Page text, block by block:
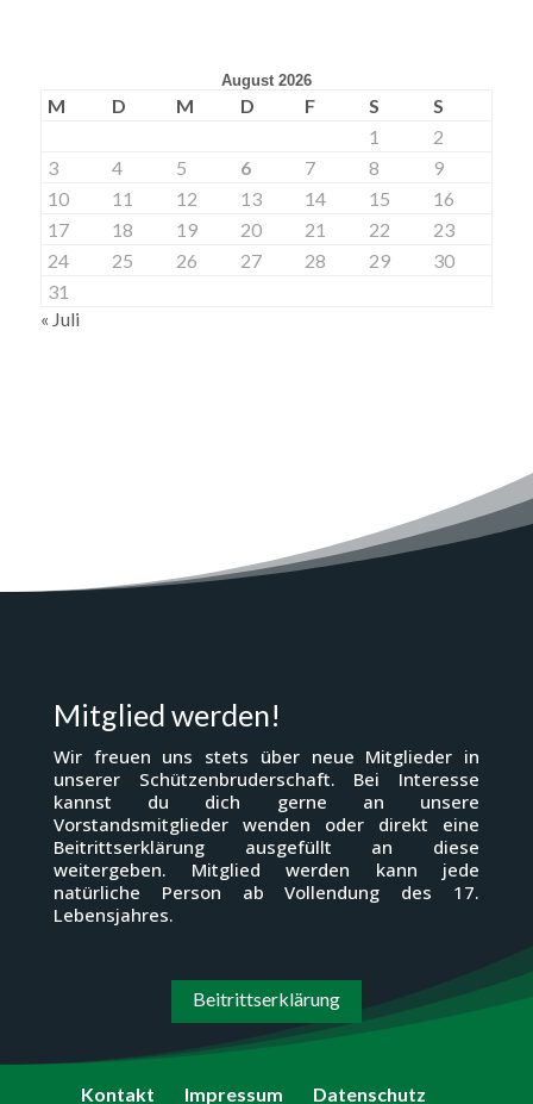
August 2026
M D M D F S
S
1
2
3
4 5 6 7 8
9
10
11 12 13 14 15
16
17
18 19 20 21 22
23
24
25 26 27 28 29
30
31
« Juli
Mitglied werden!
Wir freuen uns stets über neue Mitglieder in
unserer Schützenbruderschaft. Bei Interesse
kannst du dich gerne an unsere
Vorstandsmitglieder wenden oder direkt eine
Beitrittserklärung ausgefüllt an diese
weitergeben. Mitglied werden kann jede
natürliche Person ab Vollendung des 17.
Lebensjahres.
Beitrittserklärung
Kontakt Impressum Datenschutz